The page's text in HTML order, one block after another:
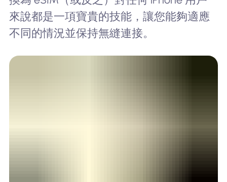
來說都是一項寶貴的技能，讓您能夠適應
不同的情況並保持無縫連接。